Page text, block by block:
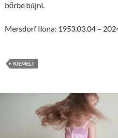
bőrbe bújni.
Mersdorf Ilona: 1953.03.04 –
KIEMELT